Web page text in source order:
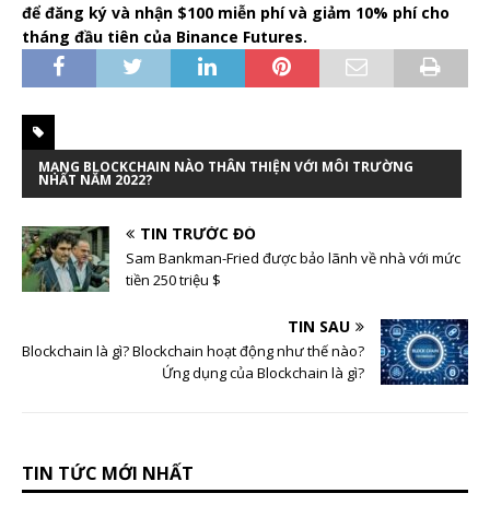
để đăng ký và nhận $100 miễn phí và giảm 10% phí cho
tháng đầu tiên của Binance Futures.
MẠNG BLOCKCHAIN NÀO THÂN THIỆN VỚI MÔI TRƯỜNG
NHẤT NĂM 2022?
TIN TRƯỚC ĐÓ
Sam Bankman-Fried được bảo lãnh về nhà với mức
tiền 250 triệu $
TIN SAU
Blockchain là gì? Blockchain hoạt động như thế nào?
Ứng dụng của Blockchain là gì?
TIN TỨC MỚI NHẤT